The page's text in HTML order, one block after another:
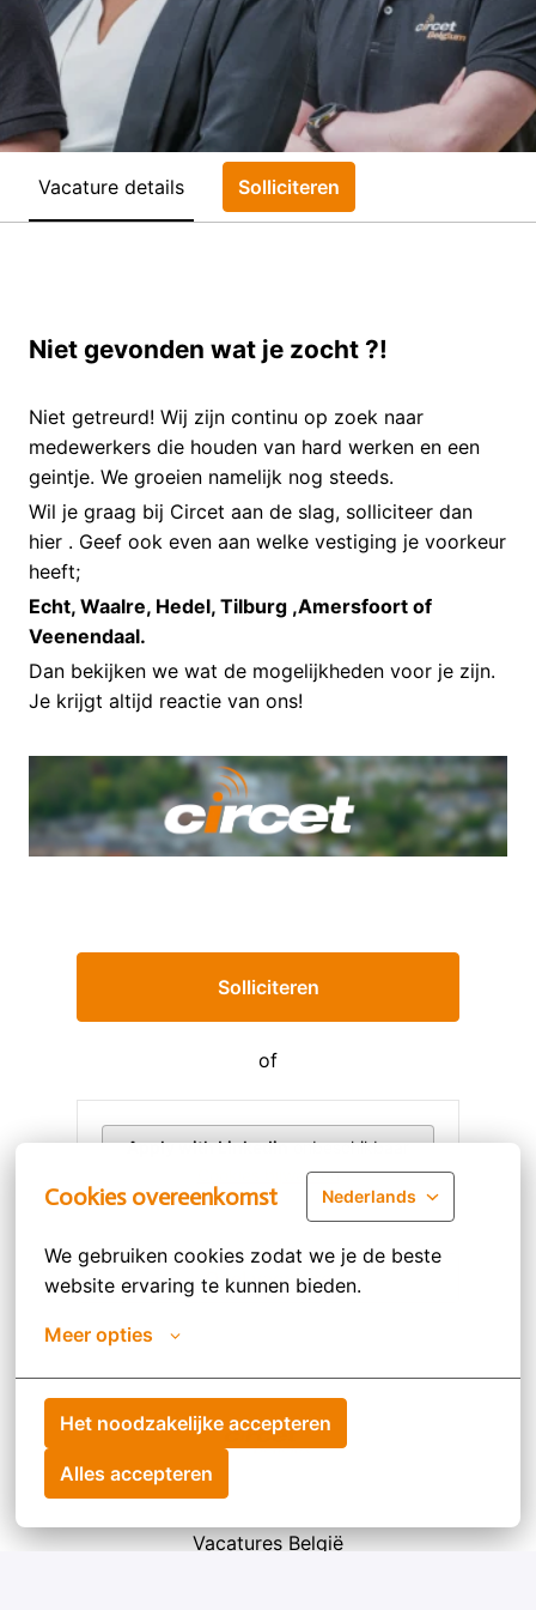
Cookies overeenkomst Nederlands
We gebruiken cookies zodat we je de beste
website ervaring te kunnen bieden.
Meer opties
Het noodzakelijke accepteren
Alles accepteren
Vacature details Solliciteren
Niet gevonden wat je zocht ?!
Niet getreurd! Wij zijn continu op zoek naar
medewerkers die houden van hard werken en een
geintje. We groeien namelijk nog steeds.
Wil je graag bij Circet aan de slag, solliciteer dan
hier . Geef ook even aan welke vestiging je voorkeur
heeft;
Echt, Waalre, Hedel, Tilburg ,Amersfoort of
Veenendaal.
Dan bekijken we wat de mogelijkheden voor je zijn.
Je krijgt altijd reactie van ons!
Solliciteren
of
Apply with Linkedin onbeschikbaar
Cookies bijwerken
Deel vacature
Homepagina
Vacatures België